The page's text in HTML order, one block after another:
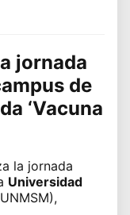
jornada
de
‘Vacuna
la jornada
Universidad
UNMSM),